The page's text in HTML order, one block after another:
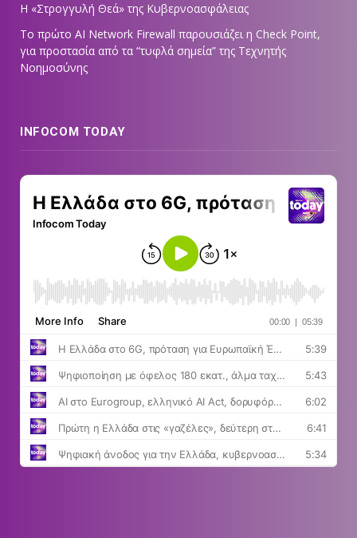
Η «Στρογγυλή Θεά» της Κυβερνοασφάλειας
Tο πρώτο AI Network Firewall παρουσιάζει η Check Point,
για προστασία από τα “τυφλά σημεία” της Τεχνητής
Νοημοσύνης
INFOCOM TODAY